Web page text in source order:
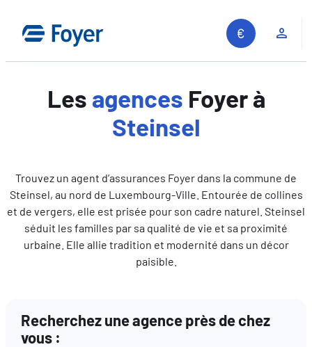
contenu
Les agences Foyer à
Steinsel
Trouvez un agent d’assurances Foyer dans la commune de
Steinsel, au nord de Luxembourg-Ville. Entourée de collines
et de vergers, elle est prisée pour son cadre naturel. Steinsel
séduit les familles par sa qualité de vie et sa proximité
urbaine. Elle allie tradition et modernité dans un décor
paisible.
Recherchez une agence près de chez
vous :